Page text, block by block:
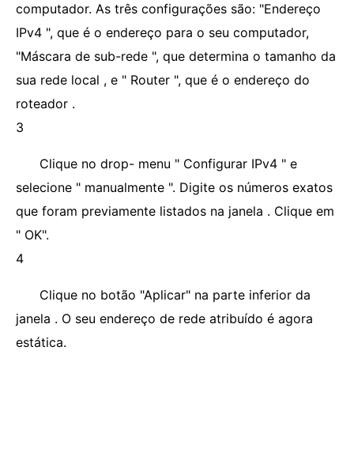
computador. As três configurações são: "Endereço
IPv4 ", que é o endereço para o seu computador,
"Máscara de sub-rede ", que determina o tamanho da
sua rede local , e " Router ", que é o endereço do
roteador .
3
Clique no drop- menu " Configurar IPv4 " e
selecione " manualmente ". Digite os números exatos
que foram previamente listados na janela . Clique em
" OK".
4
Clique no botão "Aplicar" na parte inferior da
janela . O seu endereço de rede atribuído é agora
estática.